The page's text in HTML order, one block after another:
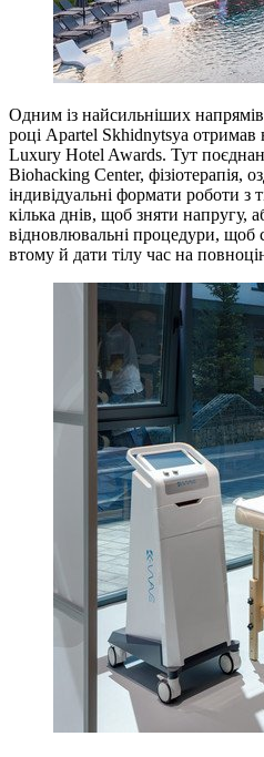
Одним із найсильніших
році Apartel Skhidnytsya отримав
Luxury Hotel Awards. Тут
Biohacking Center, фізіотерапія,
індивідуальні формати роботи з
кілька днів, щоб зняти напругу,
відновлювальні процедури, щоб
втому й дати тілу час на